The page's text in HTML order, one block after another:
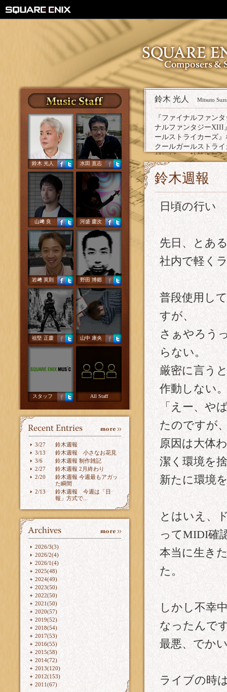
鈴木 光人 水田 直志
山﨑 良 河盛 慶次
岩﨑 英則 野田 博郷
祖堅 正慶 山中 康央
スタッフ All Staff
3/27
鈴木週報
3/13
鈴木週報 小さなお花見
3/6
鈴木週報 制作雑記
2/27
鈴木週報 2月終わり
2/20
鈴木週報 今週最もアガッ
た瞬間
2/13
鈴木週報 今週は「日
報」方式で...
2026/3(3)
2026/2(4)
2026/1(4)
2025(48)
2024(49)
2023(50)
2022(50)
2021(50)
2020(57)
2019(52)
2018(54)
2017(53)
2016(55)
2015(58)
2014(72)
2013(120)
2012(153)
2011(67)
鈴木 光人 Mitsuto
『ファイナルファン
ナルファンタジーXIII
ールストライカーズ
クールガールストラ
材レビュー執筆や舞
る。
鈴木週報
日頃の行い
先日、とあ
社内で軽く
普段使用し
すが、
さぁやろう
らない。
厳密に言う
作動しない
「えー、や
たのですが
原因は大体
潔く環境を
新たに環境
とはいえ、
ってMIDI確
本当に生き
た。
しかし不幸
なったんで
最悪、でか
ライブの時